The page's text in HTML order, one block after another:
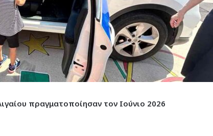
πραγματοποίησαν τον Ιούνιο 2026